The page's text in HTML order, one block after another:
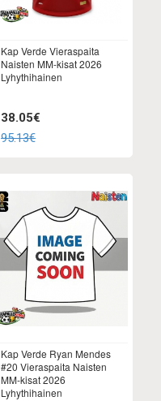
Kap Verde Vieraspaita
Naisten MM-kisat 2026
Lyhythihainen
38.05€
95.13€
Kap Verde Ryan Mendes
#20 Vieraspaita Naisten
MM-kisat 2026
Lyhythihainen